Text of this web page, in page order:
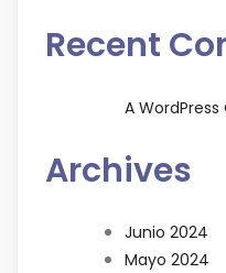
Recent
A
Archives
Junio 2024
Mayo 2024